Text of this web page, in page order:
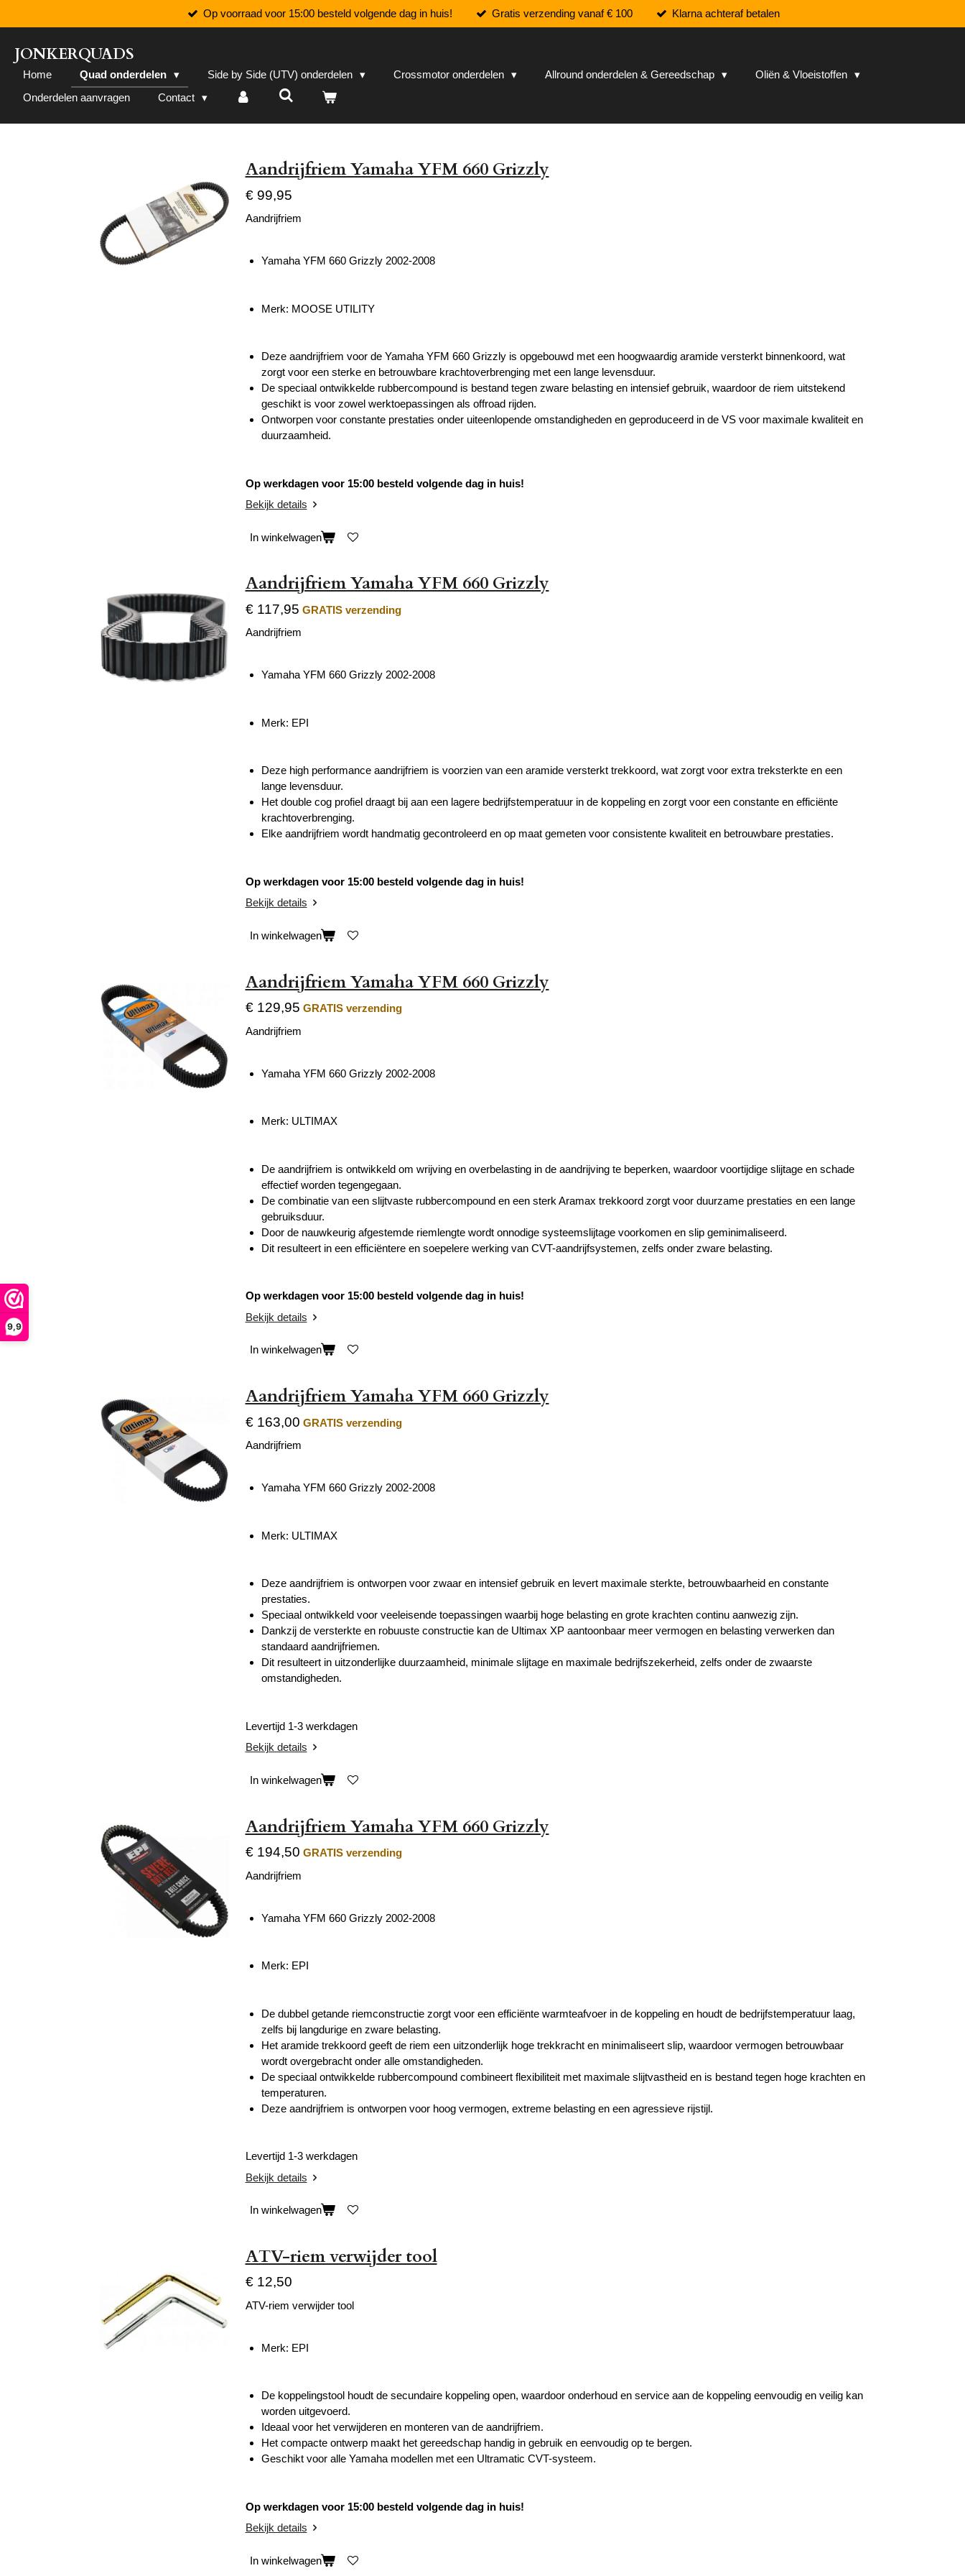
9,9
direct
naar
de
hoofdinhoud
Op voorraad voor 15:00 besteld volgende dag in huis! Gratis verzending vanaf € 100 Klarna achteraf betalen
JONKERQUADS
Home Quad onderdelen Side by Side (UTV) onderdelen Crossmotor onderdelen Allround onderdelen & Gereedschap
Oliën & Vloeistoffen
Onderdelen aanvragen
Contact
Aandrijfriem Yamaha YFM 660 Grizzly
€ 99,95
Aandrijfriem
Yamaha YFM 660 Grizzly 2002-2008
Merk: MOOSE UTILITY
Deze aandrijfriem voor de Yamaha YFM 660 Grizzly is opgebouwd met een hoogwaardig aramide versterkt binnenkoord, wat
zorgt voor een sterke en betrouwbare krachtoverbrenging met een lange levensduur.
De speciaal ontwikkelde rubbercompound is bestand tegen zware belasting en intensief gebruik, waardoor de riem uitstekend
geschikt is voor zowel werktoepassingen als offroad rijden.
Ontworpen voor constante prestaties onder uiteenlopende omstandigheden en geproduceerd in de VS voor maximale kwaliteit en
duurzaamheid.
Op werkdagen voor 15:00 besteld volgende dag in huis!
Bekijk details
In winkelwagen
Aandrijfriem Yamaha YFM 660 Grizzly
€ 117,95 GRATIS verzending
Aandrijfriem
Yamaha YFM 660 Grizzly 2002-2008
Merk: EPI
Deze high performance aandrijfriem is voorzien van een aramide versterkt trekkoord, wat zorgt voor extra treksterkte en een
lange levensduur.
Het double cog profiel draagt bij aan een lagere bedrijfstemperatuur in de koppeling en zorgt voor een constante en efficiënte
krachtoverbrenging.
Elke aandrijfriem wordt handmatig gecontroleerd en op maat gemeten voor consistente kwaliteit en betrouwbare prestaties.
Op werkdagen voor 15:00 besteld volgende dag in huis!
Bekijk details
In winkelwagen
Aandrijfriem Yamaha YFM 660 Grizzly
€ 129,95 GRATIS verzending
Aandrijfriem
Yamaha YFM 660 Grizzly 2002-2008
Merk: ULTIMAX
De aandrijfriem is ontwikkeld om wrijving en overbelasting in de aandrijving te beperken, waardoor voortijdige slijtage en schade
effectief worden tegengegaan.
De combinatie van een slijtvaste rubbercompound en een sterk Aramax trekkoord zorgt voor duurzame prestaties en een lange
gebruiksduur.
Door de nauwkeurig afgestemde riemlengte wordt onnodige systeemslijtage voorkomen en slip geminimaliseerd.
Dit resulteert in een efficiëntere en soepelere werking van CVT-aandrijfsystemen, zelfs onder zware belasting.
Op werkdagen voor 15:00 besteld volgende dag in huis!
Bekijk details
In winkelwagen
Aandrijfriem Yamaha YFM 660 Grizzly
€ 163,00 GRATIS verzending
Aandrijfriem
Yamaha YFM 660 Grizzly 2002-2008
Merk: ULTIMAX
Deze aandrijfriem is ontworpen voor zwaar en intensief gebruik en levert maximale sterkte, betrouwbaarheid en constante
prestaties.
Speciaal ontwikkeld voor veeleisende toepassingen waarbij hoge belasting en grote krachten continu aanwezig zijn.
Dankzij de versterkte en robuuste constructie kan de Ultimax XP aantoonbaar meer vermogen en belasting verwerken dan
standaard aandrijfriemen.
Dit resulteert in uitzonderlijke duurzaamheid, minimale slijtage en maximale bedrijfszekerheid, zelfs onder de zwaarste
omstandigheden.
Levertijd 1-3 werkdagen
Bekijk details
In winkelwagen
Aandrijfriem Yamaha YFM 660 Grizzly
€ 194,50 GRATIS verzending
Aandrijfriem
Yamaha YFM 660 Grizzly 2002-2008
Merk: EPI
De dubbel getande riemconstructie zorgt voor een efficiënte warmteafvoer in de koppeling en houdt de bedrijfstemperatuur laag,
zelfs bij langdurige en zware belasting.
Het aramide trekkoord geeft de riem een uitzonderlijk hoge trekkracht en minimaliseert slip, waardoor vermogen betrouwbaar
wordt overgebracht onder alle omstandigheden.
De speciaal ontwikkelde rubbercompound combineert flexibiliteit met maximale slijtvastheid en is bestand tegen hoge krachten en
temperaturen.
Deze aandrijfriem is ontworpen voor hoog vermogen, extreme belasting en een agressieve rijstijl.
Levertijd 1-3 werkdagen
Bekijk details
In winkelwagen
ATV-riem verwijder tool
€ 12,50
ATV-riem verwijder tool
Merk: EPI
De koppelingstool houdt de secundaire koppeling open, waardoor onderhoud en service aan de koppeling eenvoudig en veilig kan
worden uitgevoerd.
Ideaal voor het verwijderen en monteren van de aandrijfriem.
Het compacte ontwerp maakt het gereedschap handig in gebruik en eenvoudig op te bergen.
Geschikt voor alle Yamaha modellen met een Ultramatic CVT-systeem.
Op werkdagen voor 15:00 besteld volgende dag in huis!
Bekijk details
In winkelwagen